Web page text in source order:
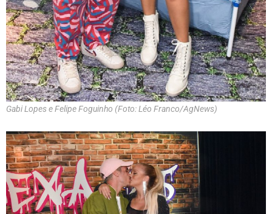
Gabi Lopes e Felipe Foguinho (Foto: Léo Franco/AgNews)